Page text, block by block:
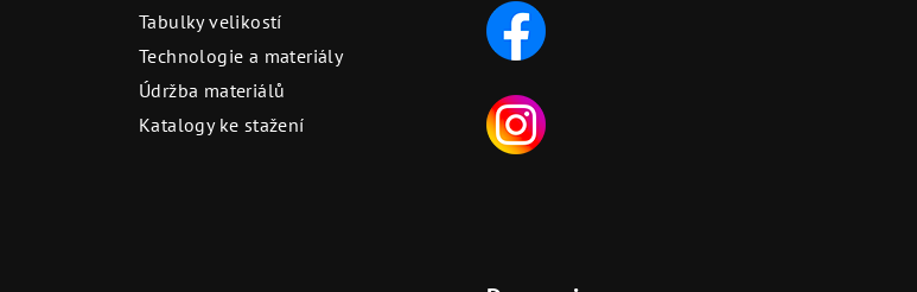
Tabulky velikostí
Technologie a materiály
Údržba materiálů
Katalogy ke stažení